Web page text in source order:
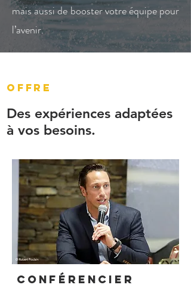
mais aussi de booster votre équipe pour
l’avenir.
OFFRE
Des expériences adaptées
à vos besoins.
conférencier